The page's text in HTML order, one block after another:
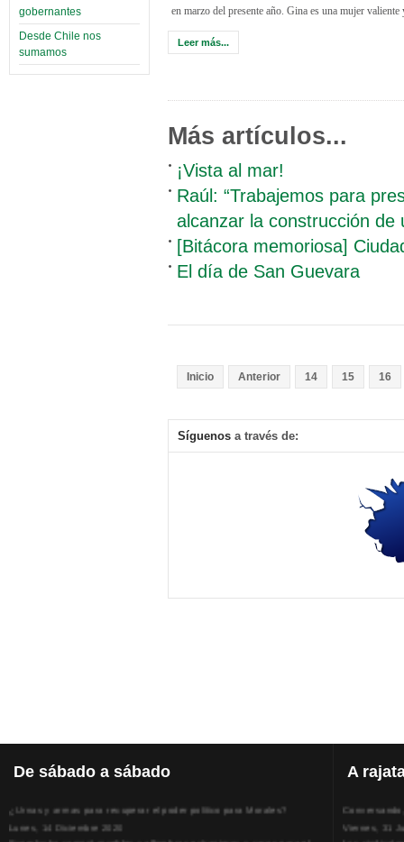
gobernantes
Desde Chile nos
sumamos
en marzo del presente año. Gina es una mujer valiente
Leer más...
Más artículos...
¡Vista al mar!
Raúl: “Trabajemos para
alcanzar la construcción
[Bitácora memoriosa]
El día de San Guevara
Inicio Anterior 14 15 16
Síguenos a través de:
De sábado a sábado A